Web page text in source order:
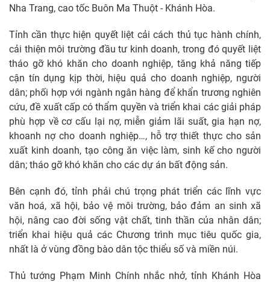
Nha Trang, cao tốc Buôn Ma Thuột - Khánh Hòa.
Tỉnh cần thực hiện quyết liệt cải cách thủ tục hành chính,
cải thiện môi trường đầu tư kinh doanh, trong đó quyết liệt
tháo gỡ khó khăn cho doanh nghiệp, tăng khả năng tiếp
cận tín dụng kịp thời, hiệu quả cho doanh nghiệp, người
dân; phối hợp với ngành ngân hàng để khẩn trương nghiên
cứu, đề xuất cấp có thẩm quyền và triển khai các giải pháp
phù hợp về cơ cấu lại nợ, miễn giảm lãi suất, gia hạn nợ,
khoanh nợ cho doanh nghiệp…, hỗ trợ thiết thực cho sản
xuất kinh doanh, tạo công ăn việc làm, sinh kế cho người
dân; tháo gỡ khó khăn cho các dự án bất động sản.
Bên cạnh đó, tỉnh phải chú trọng phát triển các lĩnh vực
văn hoá, xã hội, bảo vệ môi trường, bảo đảm an sinh xã
hội, nâng cao đời sống vật chất, tinh thần của nhân dân;
triển khai hiệu quả các Chương trình mục tiêu quốc gia,
nhất là ở vùng đồng bào dân tộc thiểu số và miền núi.
Thủ tướng Phạm Minh Chính nhắc nhở, tỉnh Khánh Hòa